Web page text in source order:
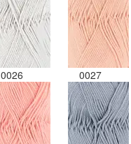
0026 0027